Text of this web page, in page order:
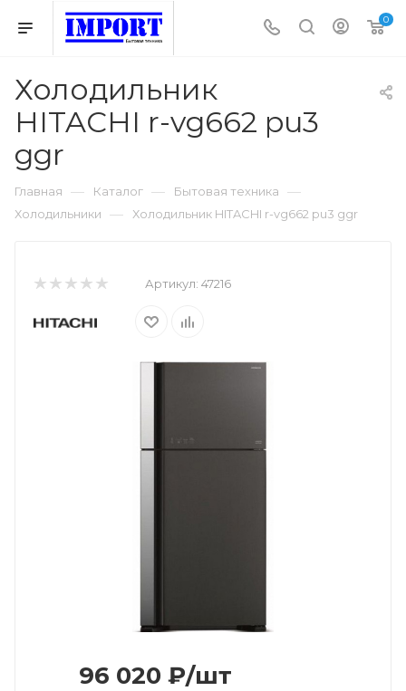
0
Холодильник
HITACHI r-vg662 pu3
ggr
Главная — Каталог — Бытовая техника —
Холодильники — Холодильник HITACHI r-vg662 pu3 ggr
Артикул: 47216
96 020 ₽/шт